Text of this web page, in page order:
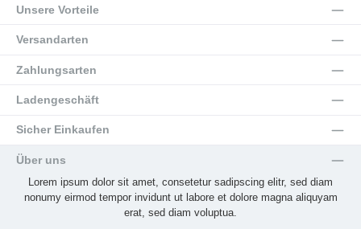
Unsere Vorteile
Versandarten
Zahlungsarten
Ladengeschäft
Sicher Einkaufen
Über uns
Lorem ipsum dolor sit amet, consetetur sadipscing elitr, sed diam
nonumy eirmod tempor invidunt ut labore et dolore magna aliquyam
erat, sed diam voluptua.